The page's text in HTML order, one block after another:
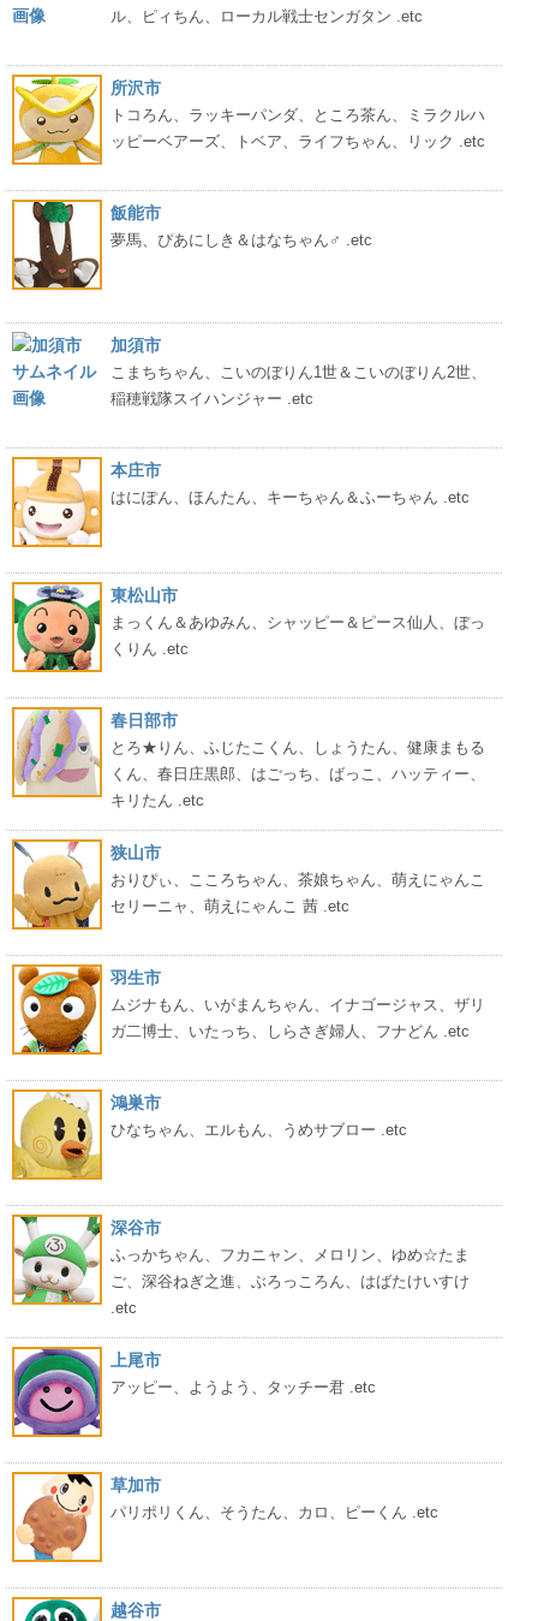
ル、ピィちん、ローカル戦士センガタン .etc
所沢市
トコろん、ラッキーパンダ、ところ茶ん、ミラクルハ
ッピーベアーズ、トベア、ライフちゃん、リック .etc
飯能市
夢馬、ぴあにしき＆はなちゃん♂ .etc
加須市
こまちちゃん、こいのぼりん1世＆こいのぼりん2世、
稲穂戦隊スイハンジャー .etc
本庄市
はにぽん、ほんたん、キーちゃん＆ふーちゃん .etc
東松山市
まっくん＆あゆみん、シャッピー＆ピース仙人、ぼっ
くりん .etc
春日部市
とろ★りん、ふじたこくん、しょうたん、健康まもる
くん、春日庄黒郎、はごっち、ばっこ、ハッティー、
キリたん .etc
狭山市
おりぴぃ、こころちゃん、茶娘ちゃん、萌えにゃんこ
セリーニャ、萌えにゃんこ 茜 .etc
羽生市
ムジナもん、いがまんちゃん、イナゴージャス、ザリ
ガ二博士、いたっち、しらさぎ婦人、フナどん .etc
鴻巣市
ひなちゃん、エルもん、うめサブロー .etc
深谷市
ふっかちゃん、フカニャン、メロリン、ゆめ☆たま
ご、深谷ねぎ之進、ぶろっころん、はばたけいすけ
.etc
上尾市
アッピー、ようよう、タッチー君 .etc
草加市
パリポリくん、そうたん、カロ、ピーくん .etc
越谷市